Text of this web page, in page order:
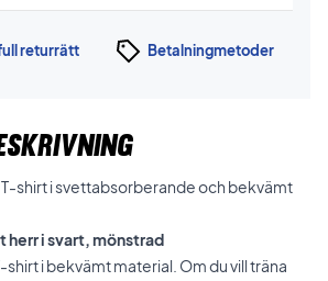
returrätt Betalningmetoder
shirt i svettabsorberande och bekvämt
herr i svart, mönstrad
shirt i bekvämt material. Om du vill träna